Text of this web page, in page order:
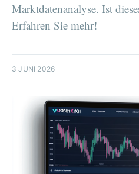
Marktdatenanalyse. Ist
Erfahren Sie mehr!
3 JUNI 2026